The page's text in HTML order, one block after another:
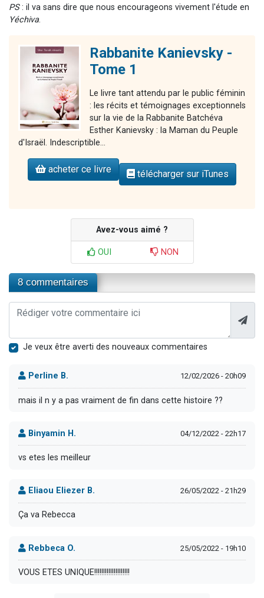
PS: il va sans dire que nous encourageons vivement l'étude en
Yéchiva.
Rabbanite Kanievsky -
Tome 1
Le livre tant attendu par le public féminin
: les récits et témoignages exceptionnels
sur la vie de la Rabbanite Batchéva
Esther Kanievsky : la Maman du Peuple
d'Israël. Indescriptible...
acheter ce livre télécharger sur iTunes
Avez-vous aimé ?
OUI NON
8 commentaires
Je veux être averti des nouveaux commentaires
Perline B. 12/02/2026 - 20h09
mais il n y a pas vraiment de fin dans cette histoire ??
Binyamin H. 04/12/2022 - 22h17
vs etes les meilleur
Eliaou Eliezer B. 26/05/2022 - 21h29
Ça va Rebecca
Rebbeca O. 25/05/2022 - 19h10
VOUS ETES UNIQUE!!!!!!!!!!!!!!!!!!!!